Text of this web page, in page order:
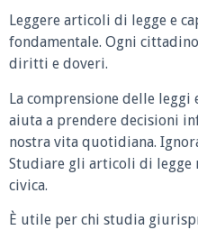
Leggere articoli di legge e
fondamentale. Ogni
diritti e doveri.
La comprensione delle
aiuta a prendere decisioni
nostra vita quotidiana.
Studiare gli articoli di legge
civica.
È utile per chi studia